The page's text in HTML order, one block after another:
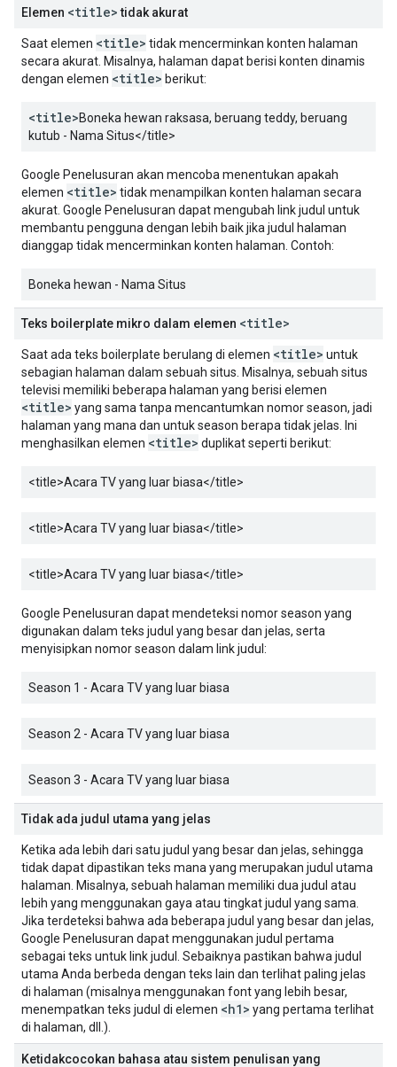
Elemen <title>tidak akurat
Saat elemen <title> tidak mencerminkan konten halaman
secara akurat. Misalnya, halaman dapat berisi konten dinamis
dengan elemen <title> berikut:
<title>Boneka hewan raksasa, beruang teddy, beruang
kutub - Nama Situs</title>
Google Penelusuran akan mencoba menentukan apakah
elemen <title> tidak menampilkan konten halaman secara
akurat. Google Penelusuran dapat mengubah link judul untuk
membantu pengguna dengan lebih baik jika judul halaman
dianggap tidak mencerminkan konten halaman. Contoh:
Boneka hewan - Nama Situs
Teks boilerplate mikro dalam elemen <title>
Saat ada teks boilerplate berulang di elemen <title> untuk
sebagian halaman dalam sebuah situs. Misalnya, sebuah situs
televisi memiliki beberapa halaman yang berisi elemen
<title> yang sama tanpa mencantumkan nomor season, jadi
halaman yang mana dan untuk season berapa tidak jelas. Ini
menghasilkan elemen <title> duplikat seperti berikut:
<title>Acara TV yang luar biasa</title>
<title>Acara TV yang luar biasa</title>
<title>Acara TV yang luar biasa</title>
Google Penelusuran dapat mendeteksi nomor season yang
digunakan dalam teks judul yang besar dan jelas, serta
menyisipkan nomor season dalam link judul:
Season 1 - Acara TV yang luar biasa
Season 2 - Acara TV yang luar biasa
Season 3 - Acara TV yang luar biasa
Tidak ada judul utama yang jelas
Ketika ada lebih dari satu judul yang besar dan jelas, sehingga
tidak dapat dipastikan teks mana yang merupakan judul utama
halaman. Misalnya, sebuah halaman memiliki dua judul atau
lebih yang menggunakan gaya atau tingkat judul yang sama.
Jika terdeteksi bahwa ada beberapa judul yang besar dan jelas,
Google Penelusuran dapat menggunakan judul pertama
sebagai teks untuk link judul. Sebaiknya pastikan bahwa judul
utama Anda berbeda dengan teks lain dan terlihat paling jelas
di halaman (misalnya menggunakan font yang lebih besar,
menempatkan teks judul di elemen <h1> yang pertama terlihat
di halaman, dll.).
Ketidakcocokan bahasa atau sistem penulisan yang